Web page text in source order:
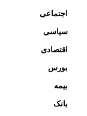
اجتماعی
سیاسی
اقتصادی
بورس
بیمه
بانک